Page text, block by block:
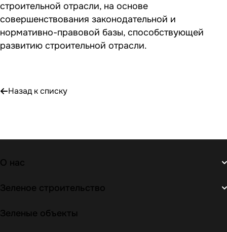
строительной отрасли, на основе
совершенствования законодательной и
нормативно-правовой базы, способствующей
развитию строительной отрасли.
Назад к списку
О нас
Зеленое строительство
Зеленые объекты